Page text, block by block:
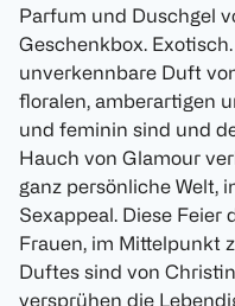
Parfum und Duschgel
Geschenkbox.
unverkennbare Duft
floralen, amberartigen
und feminin sind und
Hauch von Glamour
ganz persönliche Welt,
Sexappeal. Diese Feier
Frauen, im Mittelpunkt
Duftes sind von
versprühen die